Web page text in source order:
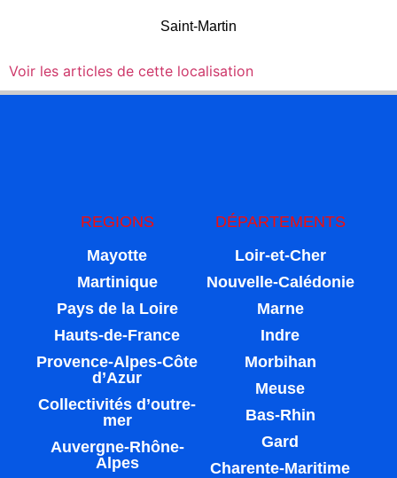
Saint-Martin
Voir les articles de cette localisation
REGIONS
Mayotte
Martinique
Pays de la Loire
Hauts-de-France
Provence-Alpes-Côte
d’Azur
Collectivités d’outre-
mer
Auvergne-Rhône-
Alpes
DÉPARTEMENTS
Loir-et-Cher
Nouvelle-Calédonie
Marne
Indre
Morbihan
Meuse
Bas-Rhin
Gard
Charente-Maritime